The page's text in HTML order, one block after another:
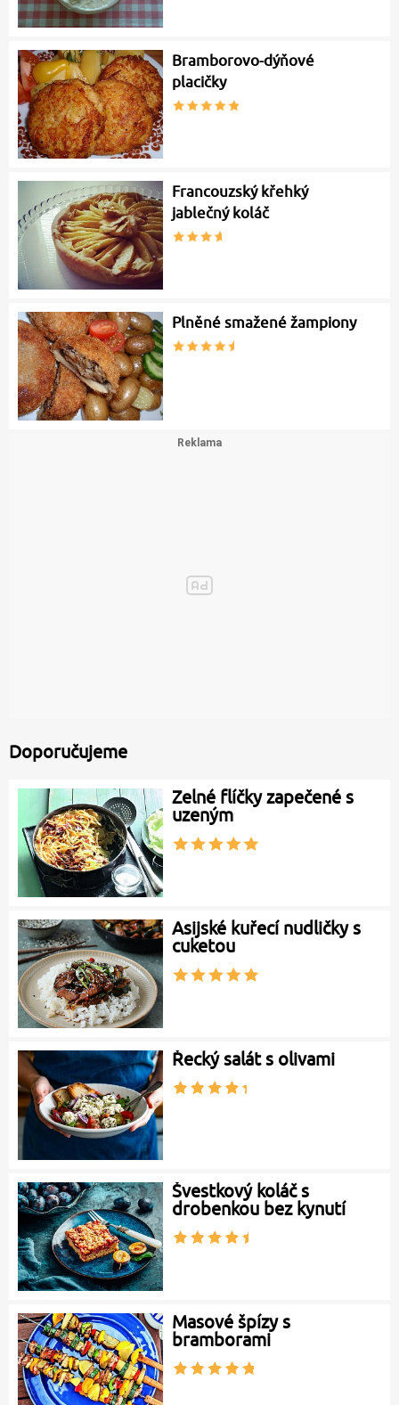
Bramborovo-dýňové
placičky
Francouzský křehký
jablečný koláč
Plněné smažené žampiony
Doporučujeme
Zelné flíčky zapečené s
uzeným
Asijské kuřecí nudličky s
cuketou
Řecký salát s olivami
Švestkový koláč s
drobenkou bez kynutí
Masové špízy s
bramborami